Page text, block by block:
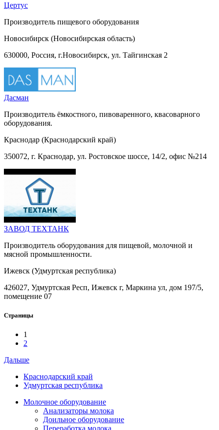
Цертус
Производитель пищевого оборудования
Новосибирск (Новосибирская область)
630000, Россия, г.Новосибирск, ул. Тайгинская 2
Дасман
Производитель ёмкостного, пивоваренного, квасоварного
оборудования.
Краснодар (Краснодарский край)
350072, г. Краснодар, ул. Ростовское шоссе, 14/2, офис №214
ЗАВОД ТЕХТАНК
Производитель оборудования для пищевой, молочной и
мясной промышленности.
Ижевск (Удмуртская республика)
426027, Удмуртская Респ, Ижевск г, Маркина ул, дом 197/5,
помещение 07
Страницы
1
2
Дальше
Краснодарский край
Удмуртская республика
Молочное оборудование
Анализаторы молока
Доильное оборудование